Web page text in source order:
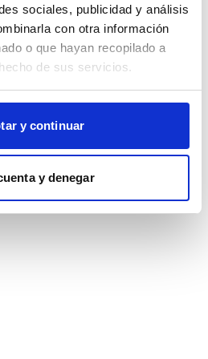
sociales, publicidad y análisis
con otra información
o que hayan recopilado a
de sus servicios.
y continuar
y denegar
for more information).